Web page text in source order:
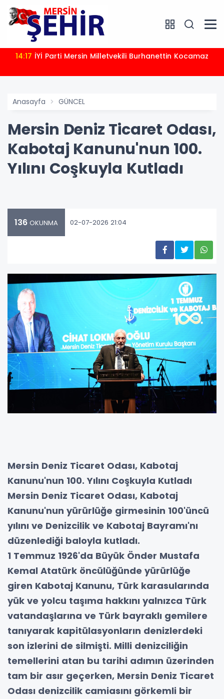
14:17 İYİ Parti Mersin Milletvekili Burhanettin Kocamaz
Anasayfa GÜNCEL
Mersin Deniz Ticaret Odası,
Kabotaj Kanunu'nun 100.
Yılını Coşkuyla Kutladı
136 OKUNMA 02-07-2026 21:04
Mersin Deniz Ticaret Odası, Kabotaj
Kanunu'nun 100. Yılını Coşkuyla Kutladı
Mersin Deniz Ticaret Odası, Kabotaj
Kanunu'nun yürürlüğe girmesinin 100'üncü
yılını ve Denizcilik ve Kabotaj Bayramı'nı
düzenlediği baloyla kutladı.
1 Temmuz 1926'da Büyük Önder Mustafa
Kemal Atatürk öncülüğünde yürürlüğe
giren Kabotaj Kanunu, Türk karasularında
yük ve yolcu taşıma hakkını yalnızca Türk
vatandaşlarına ve Türk bayraklı gemilere
tanıyarak kapitülasyonların denizlerdeki
son izlerini de silmişti. Milli denizciliğin
temellerini atan bu tarihi adımın üzerinden
tam bir asır geçerken, Mersin Deniz Ticaret
Odası denizcilik camiasını görkemli bir